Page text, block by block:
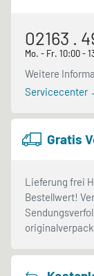
02163 .
Mo. - Fr. 10:00 -
Weitere
Servicecenter
Gratis
Lieferung frei
Bestellwert!